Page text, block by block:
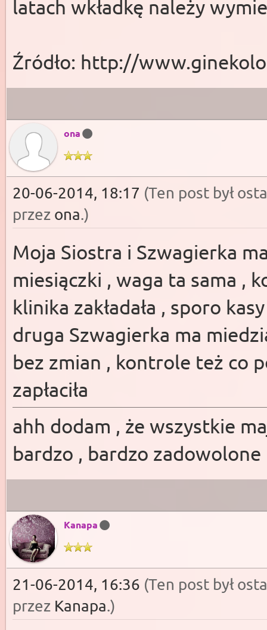
latach wkładkę należy
Źródło: http://
ona
20-06-2014, 18:17 (Ten post był
przez ona.)
Moja Siostra i Szwagierka
miesiączki , waga ta sama ,
klinika zakładała , sporo
druga Szwagierka ma
bez zmian , kontrole też co
zapłaciła
ahh dodam , że wszystkie
bardzo , bardzo zadowolone
Kanapa
21-06-2014, 16:36 (Ten post był
przez Kanapa.)